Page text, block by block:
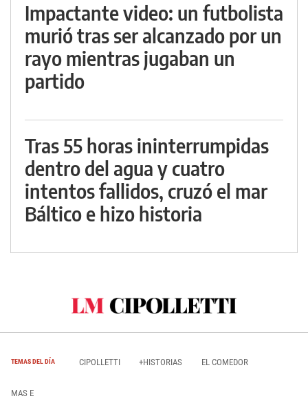
Impactante video: un futbolista
murió tras ser alcanzado por un
rayo mientras jugaban un
partido
Tras 55 horas ininterrumpidas
dentro del agua y cuatro
intentos fallidos, cruzó el mar
Báltico e hizo historia
TEMAS DEL DÍA CIPOLLETTI +HISTORIAS EL COMEDOR
MAS E